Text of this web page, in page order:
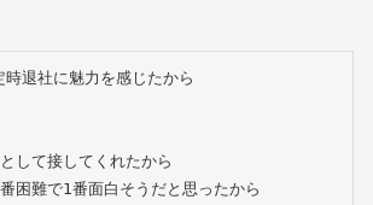
時退社に魅力を感じたから
して接してくれたから
困難で1番面白そうだと思ったから